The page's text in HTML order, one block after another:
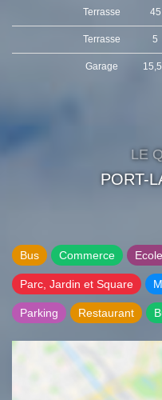
Terrasse 45
Terrasse 5
Garage
LE
PORT-
Bus Commerce Ecole
Parc, Jardin et Square
Parking Restaurant